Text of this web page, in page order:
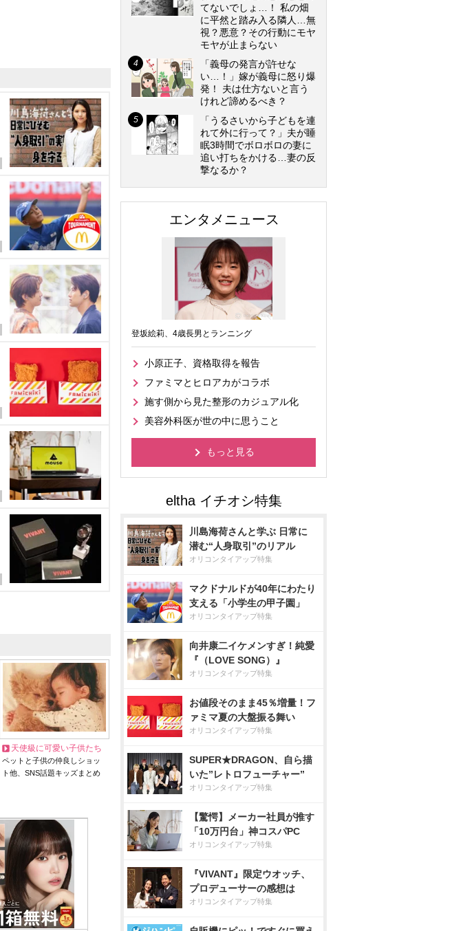
天使級に可愛い子供たち
ペットと子供の仲良しショッ
ト他、SNS話題キッズまとめ
てないでしょ…！ 私の畑
に平然と踏み入る隣人…無
視？悪意？その行動にモヤ
モヤが止まらない
「義母の発言が許せな
い…！」嫁が義母に怒り爆
発！ 夫は仕方ないと言う
けれど諦めるべき？
「うるさいから子どもを連
れて外に行って？」夫が睡
眠3時間でボロボロの妻に
追い打ちをかける…妻の反
撃なるか？
エンタメニュース
登坂絵莉、4歳長男とランニング
小原正子、資格取得を報告
ファミマとヒロアカがコラボ
施す側から見た整形のカジュアル化
美容外科医が世の中に思うこと
もっと見る
川島海荷さんと学ぶ 日常に
潜む“人身取引”のリアル
オリコンタイアップ特集
マクドナルドが40年にわたり
支える「小学生の甲子園」
オリコンタイアップ特集
向井康二イケメンすぎ！純愛
『（LOVE SONG）』
オリコンタイアップ特集
お値段そのまま45％増量！フ
ァミマ夏の大盤振る舞い
オリコンタイアップ特集
SUPER★DRAGON、自ら描
いた”レトロフューチャー”
オリコンタイアップ特集
【驚愕】メーカー社員が推す
「10万円台」神コスパPC
オリコンタイアップ特集
『VIVANT』限定ウオッチ、
プロデューサーの感想は
オリコンタイアップ特集